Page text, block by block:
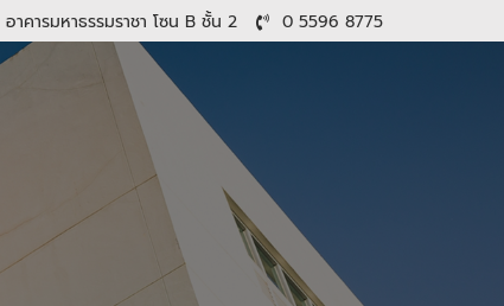
อาคารมหาธรรมราชา โซน B ชั้น 2 0 5596 8775